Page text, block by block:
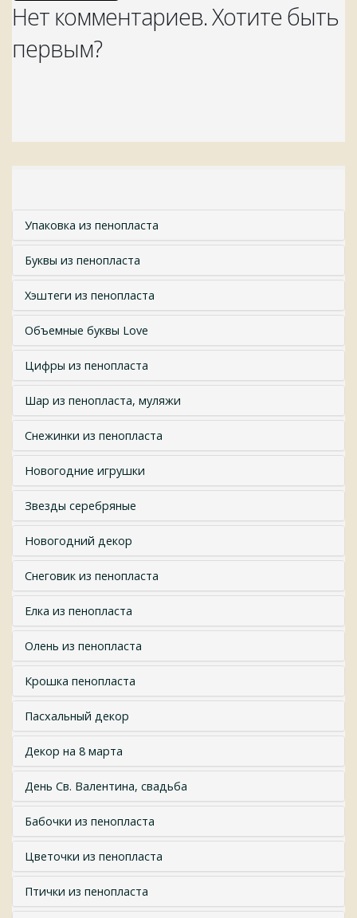
Нет комментариев. Хотите быть
первым?
Упаковка из пенопласта
Буквы из пенопласта
Хэштеги из пенопласта
Объемные буквы Love
Цифры из пенопласта
Шар из пенопласта, муляжи
Снежинки из пенопласта
Новогодние игрушки
Звезды серебряные
Новогодний декор
Снеговик из пенопласта
Елка из пенопласта
Олень из пенопласта
Крошка пенопласта
Пасхальный декор
Декор на 8 марта
День Св. Валентина, свадьба
Бабочки из пенопласта
Цветочки из пенопласта
Птички из пенопласта